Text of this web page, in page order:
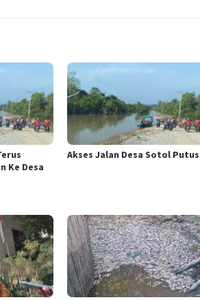
Ke Desa
Akses Jalan Desa Sotol Putus